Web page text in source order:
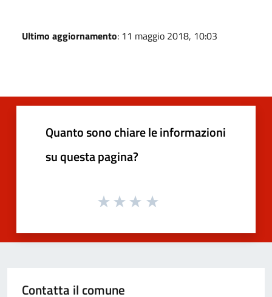
Ultimo aggiornamento: 11 maggio 2018, 10:03
Quanto sono chiare le informazioni
su questa pagina?
Contatta il comune